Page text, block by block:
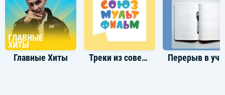
Здесь Амур будет ждать с волной
Пусть беда навсегда успокоится
Обойдёт тебя стороной
Главные Хиты Треки из советских мультфильмов